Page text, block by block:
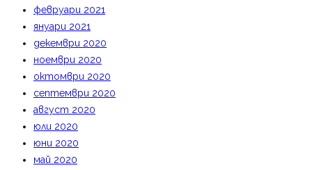
февруари 2021
януари 2021
декември 2020
ноември 2020
октомври 2020
септември 2020
август 2020
юли 2020
юни 2020
май 2020